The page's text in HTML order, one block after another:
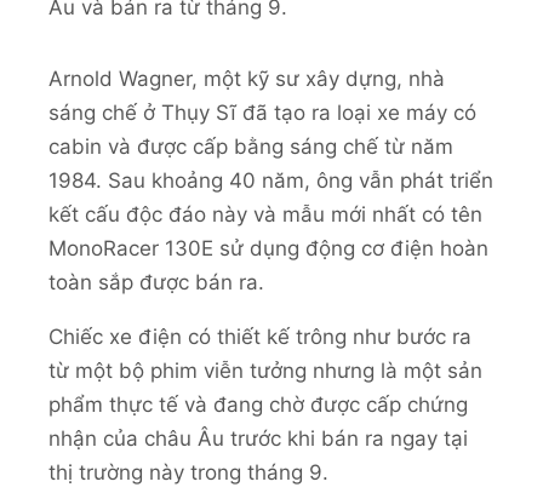
Âu và bán ra từ tháng 9.
Arnold Wagner, một kỹ sư xây dựng, nhà
sáng chế ở Thụy Sĩ đã tạo ra loại xe máy có
cabin và được cấp bằng sáng chế từ năm
1984. Sau khoảng 40 năm, ông vẫn phát triển
kết cấu độc đáo này và mẫu mới nhất có tên
MonoRacer 130E sử dụng động cơ điện hoàn
toàn sắp được bán ra.
Chiếc xe điện có thiết kế trông như bước ra
từ một bộ phim viễn tưởng nhưng là một sản
phẩm thực tế và đang chờ được cấp chứng
nhận của châu Âu trước khi bán ra ngay tại
thị trường này trong tháng 9.